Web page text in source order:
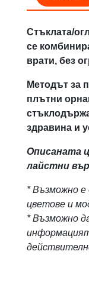
Стъклата/
се
врати, без
Методът за
плътни
здравина и
Описаната
лайстни
* Възможно е
цветове и
* Възможно